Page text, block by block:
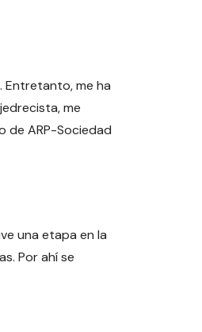
Entretanto, me ha
me
de ARP-Sociedad
una etapa en la
Por ahí se